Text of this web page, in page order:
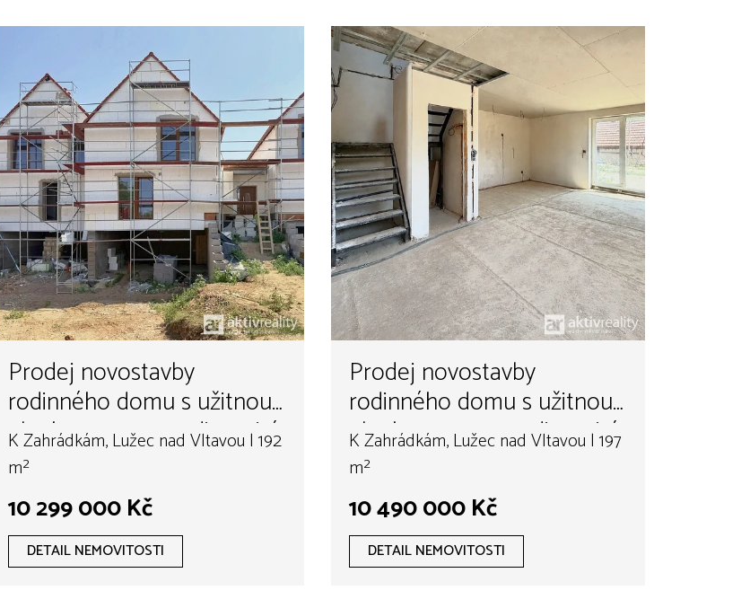
Prodej novostavby
rodinného domu s užitnou
plochou 192 m2, s dispozicí
4+kk, technická místnost,
prádelna, 4 x parkovací
stání, soukromá zahrada,
Lužec nad Vltavou
K Zahrádkám, Lužec nad Vltavou | 192
m²
10 299 000 Kč
DETAIL NEMOVITOSTI
Prodej novostavby
rodinného domu s užitnou
plochou 197 m2, s dispozicí
5+kk, technická místnost,
prádelna, 4x parkovací
stání, soukromá zahrada,
Lužec nad Vltavou
K Zahrádkám, Lužec nad Vltavou | 197
m²
10 490 000 Kč
DETAIL NEMOVITOSTI